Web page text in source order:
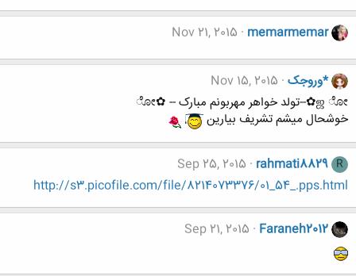
memarmemar
Nov 21, 2015
*وروجک Nov 15, 2015
ஜ ೋ✿--تولد خواهر مهربونم مبارک -- ✿ೋ
خوشحال میشم تشریف بیارین
R
rahmati8829
Sep 25, 2015
http://s3.picofile.com/file/8214073376/01_54_.pps.html
Faraneh2012
Sep 21, 2015